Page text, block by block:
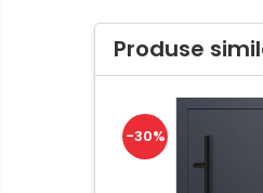
Produse
-30%